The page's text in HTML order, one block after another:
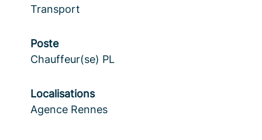
Transport
Poste
Chauffeur(se) PL
Localisations
Agence Rennes